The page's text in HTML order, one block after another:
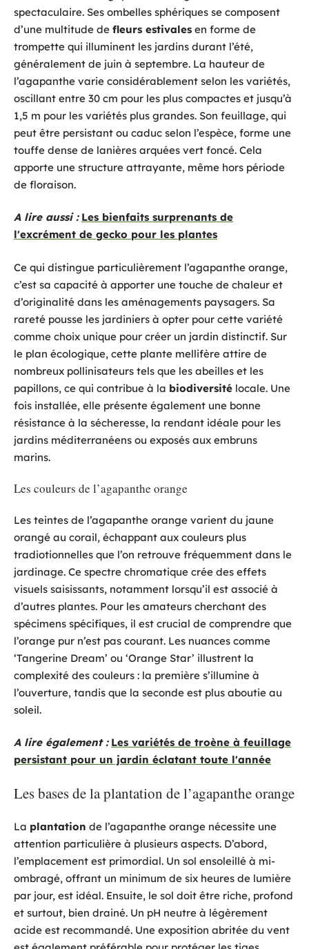
spectaculaire. Ses ombelles sphériques se composent
d’une multitude de fleurs estivales en forme de
trompette qui illuminent les jardins durant l’été,
généralement de juin à septembre. La hauteur de
l’agapanthe varie considérablement selon les variétés,
oscillant entre 30 cm pour les plus compactes et jusqu’à
1,5 m pour les variétés plus grandes. Son feuillage, qui
peut être persistant ou caduc selon l’espèce, forme une
touffe dense de lanières arquées vert foncé. Cela
apporte une structure attrayante, même hors période
de floraison.
A lire aussi : Les bienfaits surprenants de
l'excrément de gecko pour les plantes
Ce qui distingue particulièrement l’agapanthe orange,
c’est sa capacité à apporter une touche de chaleur et
d’originalité dans les aménagements paysagers. Sa
rareté pousse les jardiniers à opter pour cette variété
comme choix unique pour créer un jardin distinctif. Sur
le plan écologique, cette plante mellifère attire de
nombreux pollinisateurs tels que les abeilles et les
papillons, ce qui contribue à la biodiversité locale. Une
fois installée, elle présente également une bonne
résistance à la sécheresse, la rendant idéale pour les
jardins méditerranéens ou exposés aux embruns
marins.
Les couleurs de l’agapanthe orange
Les teintes de l’agapanthe orange varient du jaune
orangé au corail, échappant aux couleurs plus
tradiotionnelles que l’on retrouve fréquemment dans le
jardinage. Ce spectre chromatique crée des effets
visuels saisissants, notamment lorsqu’il est associé à
d’autres plantes. Pour les amateurs cherchant des
spécimens spécifiques, il est crucial de comprendre que
l’orange pur n’est pas courant. Les nuances comme
‘Tangerine Dream’ ou ‘Orange Star’ illustrent la
complexité des couleurs : la première s’illumine à
l’ouverture, tandis que la seconde est plus aboutie au
soleil.
A lire également : Les variétés de troène à feuillage
persistant pour un jardin éclatant toute l'année
Les bases de la plantation de l’agapanthe orange
La plantation de l’agapanthe orange nécessite une
attention particulière à plusieurs aspects. D’abord,
l’emplacement est primordial. Un sol ensoleillé à mi-
ombragé, offrant un minimum de six heures de lumière
par jour, est idéal. Ensuite, le sol doit être riche, profond
et surtout, bien drainé. Un pH neutre à légèrement
acide est recommandé. Une exposition abritée du vent